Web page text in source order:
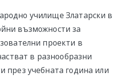
училище Златарски в
възможности за
проекти в
в разнообразни
през учебната година или